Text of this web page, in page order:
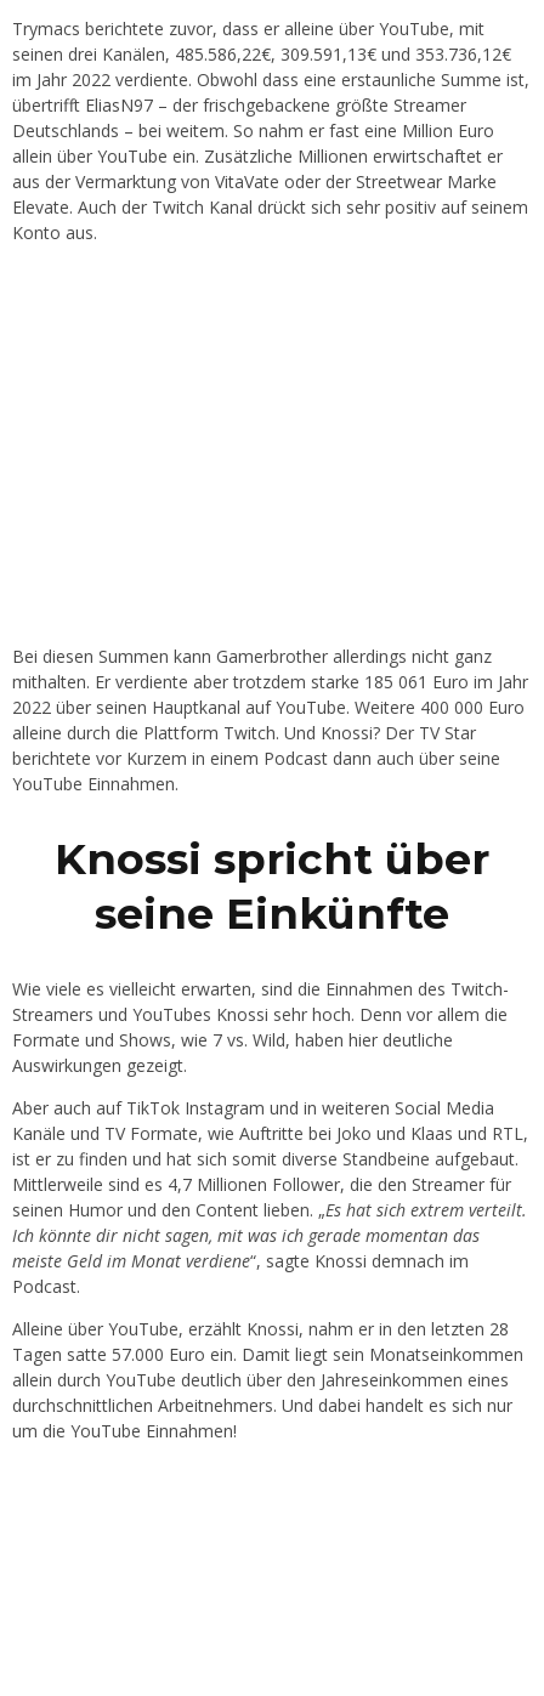
Trymacs berichtete zuvor, dass er alleine über YouTube, mit
seinen drei Kanälen, 485.586,22€, 309.591,13€ und 353.736,12€
im Jahr 2022 verdiente. Obwohl dass eine erstaunliche Summe ist,
übertrifft EliasN97 – der frischgebackene größte Streamer
Deutschlands – bei weitem. So nahm er fast eine Million Euro
allein über YouTube ein. Zusätzliche Millionen erwirtschaftet er
aus der Vermarktung von VitaVate oder der Streetwear Marke
Elevate. Auch der Twitch Kanal drückt sich sehr positiv auf seinem
Konto aus.
Bei diesen Summen kann Gamerbrother allerdings nicht ganz
mithalten. Er verdiente aber trotzdem starke 185 061 Euro im Jahr
2022 über seinen Hauptkanal auf YouTube. Weitere 400 000 Euro
alleine durch die Plattform Twitch. Und Knossi? Der TV Star
berichtete vor Kurzem in einem Podcast dann auch über seine
YouTube Einnahmen.
Knossi spricht über
seine Einkünfte
Wie viele es vielleicht erwarten, sind die Einnahmen des Twitch-
Streamers und YouTubes Knossi sehr hoch. Denn vor allem die
Formate und Shows, wie 7 vs. Wild, haben hier deutliche
Auswirkungen gezeigt.
Aber auch auf TikTok Instagram und in weiteren Social Media
Kanäle und TV Formate, wie Auftritte bei Joko und Klaas und RTL,
ist er zu finden und hat sich somit diverse Standbeine aufgebaut.
Mittlerweile sind es 4,7 Millionen Follower, die den Streamer für
seinen Humor und den Content lieben. „Es hat sich extrem verteilt.
Ich könnte dir nicht sagen, mit was ich gerade momentan das
meiste Geld im Monat verdiene“, sagte Knossi demnach im
Podcast.
Alleine über YouTube, erzählt Knossi, nahm er in den letzten 28
Tagen satte 57.000 Euro ein. Damit liegt sein Monatseinkommen
allein durch YouTube deutlich über den Jahreseinkommen eines
durchschnittlichen Arbeitnehmers. Und dabei handelt es sich nur
um die YouTube Einnahmen!